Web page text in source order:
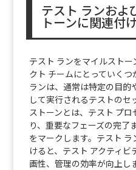
テスト ランおよ
トーンに関連付
テスト ランをマイルスト
クト チームにとっていく
ランは、通常は特定の目的
して実行されるテストの
ストーンとは、テスト プ
り、重要なフェーズの完了
をマークします。テスト
けると、テスト アクティ
画性、管理の効率が向上し